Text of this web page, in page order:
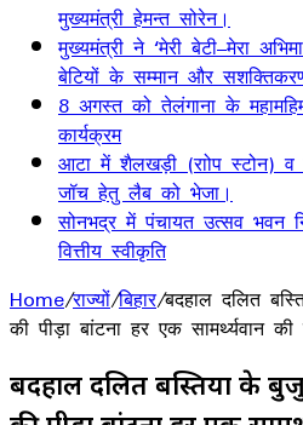
मुख्यमंत्री हेमन्त सोरेन।
मुख्यमंत्री ने ‘मेरी बेटी–मेरा
बेटियों के सम्मान और
8 अगस्त को तेलंगाना के
कार्यक्रम
आटा में शैलखड़ी (राोप स्टोन)
जॉच हेतु लैब को भेजा।
सोनभद्र में पंचायत उत्सव भवन
वित्तीय स्वीकृति
Home/राज्यों/बिहार/बदहाल दलित
की पीड़ा बांटना हर एक सामर्थ्यवान की
बदहाल दलित बस्तियों के